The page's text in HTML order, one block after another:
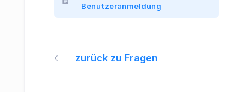
Benutzeranmeldung
zurück zu Fragen